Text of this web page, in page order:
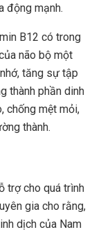
động mạnh.
B12 có trong
não bộ một
tăng sự tập
thành phần dinh
chống mệt mỏi,
thành.
trợ cho quá trình
gia cho rằng,
dịch của Nam